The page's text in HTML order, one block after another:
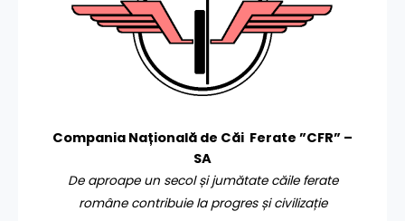
Compania Națională de Căi Ferate ”CFR” –
SA
De aproape un secol și jumătate căile ferate
române contribuie la progres și civilizație